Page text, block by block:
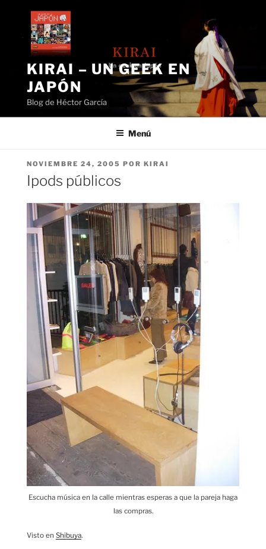
contenido
KIRAI – UN GEEK EN
JAPÓN
Blog de Héctor García
Menú
PUBLICADO
EL
NOVIEMBRE 24, 2005 POR KIRAI
Ipods públicos
Escucha música en la calle mientras esperas a que la pareja haga
las compras.
Visto en Shibuya.